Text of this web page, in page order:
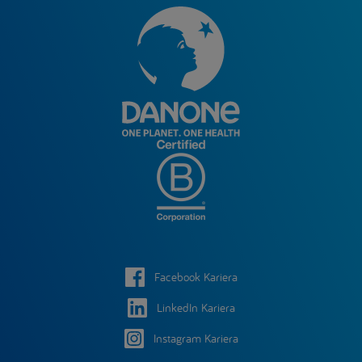
Facebook Kariera
LinkedIn Kariera
Instagram Kariera